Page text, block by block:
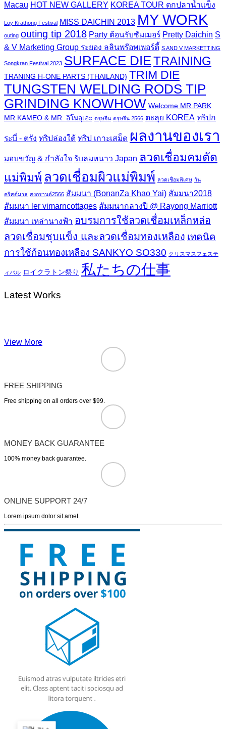
Macau HOT NEW GALLERY KOREA TOUR ตกปลาน้ำแข็ง
Loy Krathong Festival MISS DAICHIN 2013 MY WORK
outing outing tip 2018 Party ต้อนรับซัมเมอร์ Pretty Daichin S
& V Marketing Group ระยอง ลลินพร๊อพเพอร์ตี้ S AND V MARKETTING
Songkran Festival 2023 SURFACE DIETRAINING
TRANING H-ONE PARTS (THAILAND) TRIM DIE
TUNGSTEN WELDING RODS TIP
GRINDING KNOWHOW Welcome MR.PARK
MR.KAMEO & MR. อิโนอุเอะ ตรุษจีน ตรุษจีน 2566 ตะลุย KOREA ทริปก
ระบี่ - ตรัง ทริปล่องใต้ ทริป เกาะเสม็ด ผลงานของเรา
มอบขวัญ & กำลังใจ รับลมหนาว Japan ลวดเชื่อมคมตัด
แม่พิมพ์ ลวดเชื่อมผิวแม่พิมพ์ ลวดเชื่อมพิเศษ วัน
คริสต์มาส สงกรานต์2566 สัมมนา (BonanZa Khao Yai) สัมมนา2018
สัมมนา ler vimarncottages สัมมนากลางปี @ Rayong Marriott
สัมมนา เหล่านางฟ้า อบรมการใช้ลวดเชื่อมเหล็กหล่อ
ลวดเชื่อมชุบแข็ง และลวดเชื่อมทองเหลือง เทคนิค
การใช้ก้อนทองเหลือง SANKYO SO330 クリスマスフェステ
ィバル ロイクラトン祭り 私たちの仕事
Latest Works
View More
FREE SHIPPING
Free shipping on all orders over $99.
MONEY BACK GUARANTEE
100% money back guarantee.
ONLINE SUPPORT 24/7
Lorem ipsum dolor sit amet.